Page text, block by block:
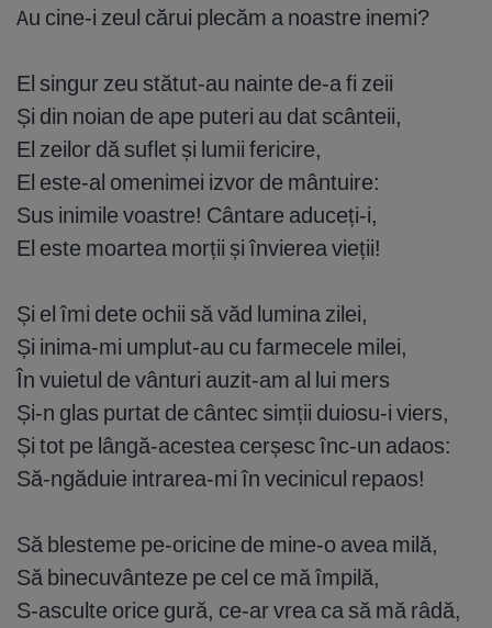
Au cine-i zeul cărui plecăm a noastre inemi?
El singur zeu stătut-au nainte de-a fi zeii
Și din noian de ape puteri au dat scânteii,
El zeilor dă suflet și lumii fericire,
El este-al omenimei izvor de mântuire:
Sus inimile voastre! Cântare aduceți-i,
El este moartea morții și învierea vieții!
Și el îmi dete ochii să văd lumina zilei,
Și inima-mi umplut-au cu farmecele milei,
În vuietul de vânturi auzit-am al lui mers
Și-n glas purtat de cântec simții duiosu-i viers,
Și tot pe lângă-acestea cerșesc înc-un adaos:
Să-ngăduie intrarea-mi în vecinicul repaos!
Să blesteme pe-oricine de mine-o avea milă,
Să binecuvânteze pe cel ce mă împilă,
S-asculte orice gură, ce-ar vrea ca să mă râdă,